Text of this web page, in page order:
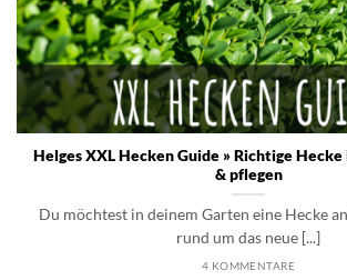
Helges XXL Hecken Guide » Richtige
& pflegen
Du möchtest in deinem Garten eine Hecke
rund um das neue [...]
4 KOMMENTARE